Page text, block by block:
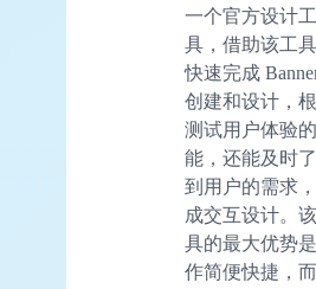
一个官方设计工
具，借助该工
快速完成
创建和设计，
测试用户体验
能，还能及时
到用户的需求
成交互设计。
具的最大优势
作简便快捷，而